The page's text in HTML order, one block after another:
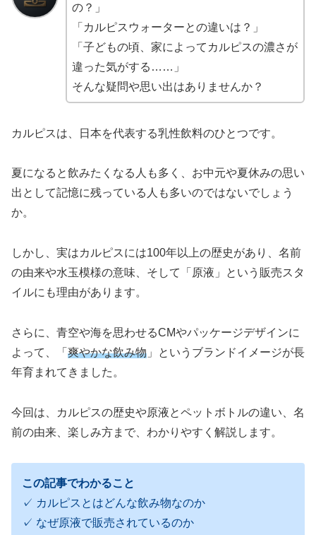
の？」
「カルピスウォーターとの違いは？」
「子どもの頃、家によってカルピスの濃さが
違った気がする……」
そんな疑問や思い出はありませんか？
カルピスは、日本を代表する乳性飲料のひとつです。
夏になると飲みたくなる人も多く、お中元や夏休みの思い
出として記憶に残っている人も多いのではないでしょう
か。
しかし、実はカルピスには100年以上の歴史があり、名前
の由来や水玉模様の意味、そして「原液」という販売スタ
イルにも理由があります。
さらに、青空や海を思わせるCMやパッケージデザインに
よって、「 爽やかな飲み物 」というブランドイメージが長
年育まれてきました。
今回は、カルピスの歴史や原液とペットボトルの違い、名
前の由来、楽しみ方まで、わかりやすく解説します。
この記事でわかること
✓ カルピスとはどんな飲み物なのか
✓ なぜ原液で販売されているのか